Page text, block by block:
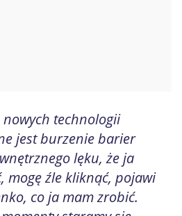
technologii
jest burzenie barier
lęku, że ja
mogę źle kliknąć, pojawi
co ja mam zrobić.